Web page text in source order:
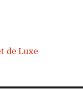
de Luxe